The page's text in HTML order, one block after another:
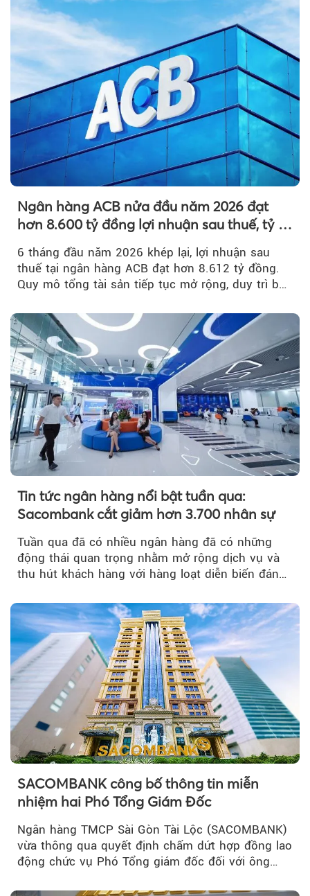
Ngân hàng ACB nửa đầu năm 2026 đạt
hơn 8.600 tỷ đồng lợi nhuận sau thuế, tỷ lệ
nợ xấu thấp nhất ngành
6 tháng đầu năm 2026 khép lại, lợi nhuận sau
thuế tại ngân hàng ACB đạt hơn 8.612 tỷ đồng.
Quy mô tổng tài sản tiếp tục mở rộng, duy trì bộ
Tin tức ngân hàng nổi bật tuần qua:
Sacombank cắt giảm hơn 3.700 nhân sự
Tuần qua đã có nhiều ngân hàng đã có những
động thái quan trọng nhằm mở rộng dịch vụ và
thu hút khách hàng với hàng loạt diễn biến đáng
SACOMBANK công bố thông tin miễn
nhiệm hai Phó Tổng Giám Đốc
Ngân hàng TMCP Sài Gòn Tài Lộc (SACOMBANK)
vừa thông qua quyết định chấm dứt hợp đồng lao
động chức vụ Phó Tổng giám đốc đối với ông